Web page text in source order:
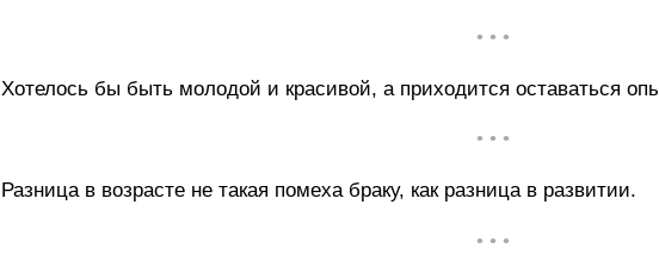
• • •
Хотелось бы быть молодой и красивой, а приходится оставаться
• • •
Разница в возрасте не такая помеха браку, как разница в развитии.
• • •